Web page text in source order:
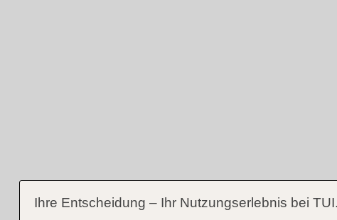
Ihre Entscheidung – Ihr Nutzungserlebnis bei